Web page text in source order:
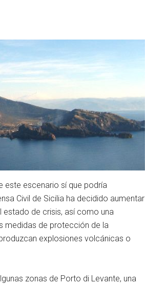
este escenario sí que podría
Civil de Sicilia ha decidido aumentar
estado de crisis, así como una
medidas de protección de la
explosiones volcánicas o
zonas de Porto di Levante, una